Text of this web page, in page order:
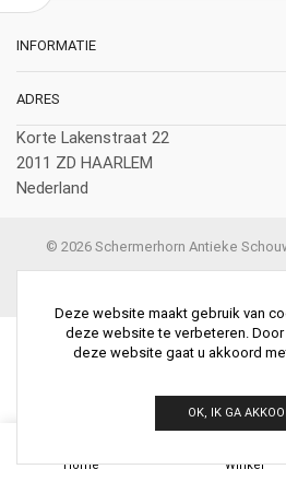
INFORMATIE
ADRES
Korte Lakenstraat 22
2011 ZD HAARLEM
Nederland
© 2026 Schermerhorn Antieke
Home Winkel
Deze website maakt gebruik van
deze website te verbeteren. Door
deze website gaat u akkoord
OK, IK GA